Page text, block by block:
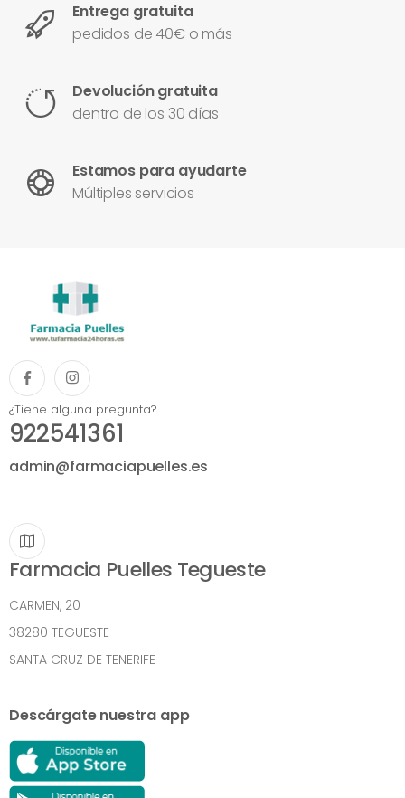
Entrega gratuita
pedidos de 40€ o más
Devolución gratuita
dentro de los 30 días
Estamos para ayudarte
Múltiples servicios
¿Tiene alguna pregunta?
922541361
admin@farmaciapuelles.es
Farmacia Puelles Tegueste
CARMEN, 20
38280 TEGUESTE
SANTA CRUZ DE TENERIFE
Descárgate nuestra app